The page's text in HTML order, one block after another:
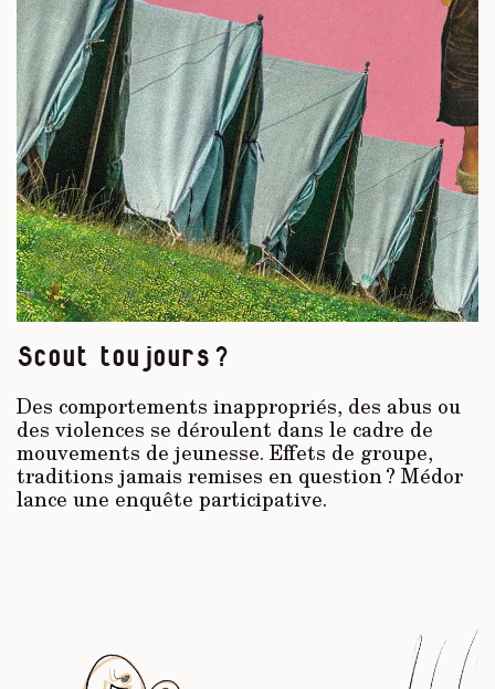
Scout toujours ?
Des comportements inappropriés, des abus ou
des violences se déroulent dans le cadre de
mouvements de jeunesse. Effets de groupe,
traditions jamais remises en question ? Médor
lance une enquête participative.